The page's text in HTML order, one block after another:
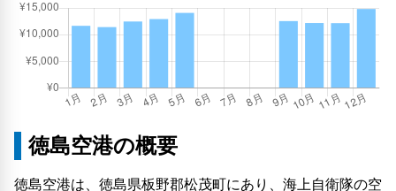
徳島空港の概要
徳島空港は、徳島県板野郡松茂町にあり、海上自衛隊の空